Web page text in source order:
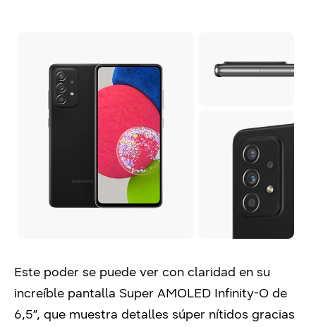
Este poder se puede ver con claridad en su
increíble pantalla Super AMOLED Infinity-O de
6,5”, que muestra detalles súper nítidos gracias